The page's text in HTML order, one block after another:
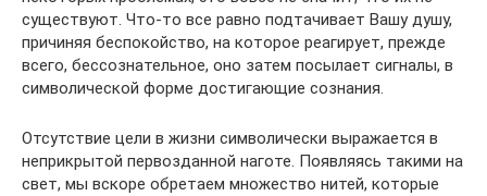
существуют. Что-то все равно подтачивает Вашу душу,
причиняя беспокойство, на которое реагирует, прежде
всего, бессознательное, оно затем посылает сигналы, в
символической форме достигающие сознания.
Отсутствие цели в жизни символически выражается в
неприкрытой первозданной наготе. Появляясь такими на
свет, мы вскоре обретаем множество нитей, которые